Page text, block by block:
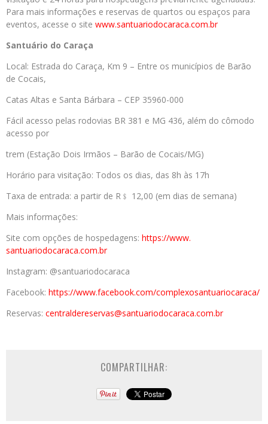
Para mais informações e reservas de quartos ou espaços para
eventos, acesse o site www.santuariodocaraca.com.br
Santuário do Caraça
Local: Estrada do Caraça, Km 9 – Entre os municípios de Barão
de Cocais,
Catas Altas e Santa Bárbara – CEP 35960-000
Fácil acesso pelas rodovias BR 381 e MG 436, além do cômodo
acesso por
trem (Estação Dois Irmãos – Barão de Cocais/MG)
Horário para visitação: Todos os dias, das 8h às 17h
Taxa de entrada: a partir de R﹩ 12,00 (em dias de semana)
Mais informações:
Site com opções de hospedagens: https://www.
santuariodocaraca.com.br
Instagram: @santuariodocaraca
Facebook: https://www.facebook.com/complexosantuariocaraca/
Reservas: centraldereservas@santuariodocaraca.com.br
COMPARTILHAR: